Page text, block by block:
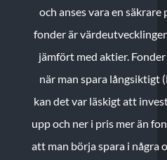
och anses vara en
fonder är
jämfört med aktier.
när man spara långsiktigt
kan det var läskigt att
upp och ner i pris mer än
att man börja spara i några